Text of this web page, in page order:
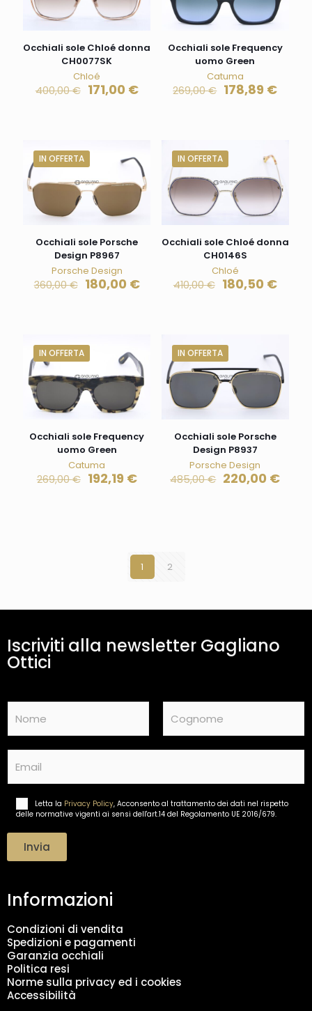
Occhiali sole Chloé donna
CH0077SK
Chloé
400,00€ 171,00 €
Occhiali sole Frequency
uomo Green
Catuma
269,00€ 178,89 €
IN OFFERTA
Occhiali sole Porsche
Design P8967
Porsche Design
360,00€ 180,00 €
IN OFFERTA
Occhiali sole Chloé donna
CH0146S
Chloé
410,00€ 180,50 €
IN OFFERTA
Occhiali sole Frequency
uomo Green
Catuma
269,00€ 192,19 €
IN OFFERTA
Occhiali sole Porsche
Design P8937
Porsche Design
485,00€ 220,00 €
1 2
Iscriviti alla newsletter Gagliano
Ottici
m
e
a
a
e
t
o
d
a
t
i
*
Letta la Privacy Policy, Acconsento al trattamento dei dati nel rispetto
delle normative vigenti ai sensi dell'art.14 del Regolamento UE 2016/679.
Invia
Informazioni
Condizioni di vendita
Spedizioni e pagamenti
Garanzia occhiali
Politica resi
Norme sulla privacy ed i cookies
Accessibilità